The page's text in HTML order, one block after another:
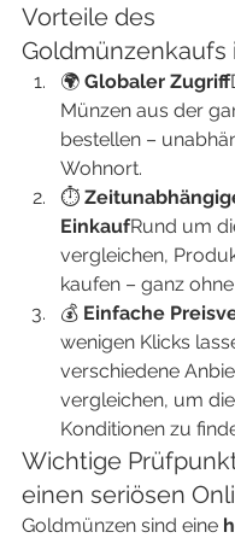
Vorteile des
Goldmünzenkaufs
🌍 Globaler Zugriff
Münzen aus der
bestellen –
Wohnort.
⏱
EinkaufRund um
vergleichen,
kaufen – ganz
💰 Einfache
wenigen Klicks
verschiedene
vergleichen, um
Konditionen zu
Wichtige
einen seriösen
Goldmünzen sind eine